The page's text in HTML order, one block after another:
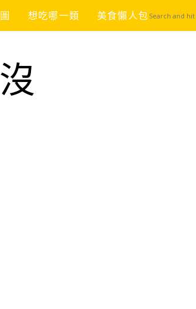
想吃哪一類 美食懶人包